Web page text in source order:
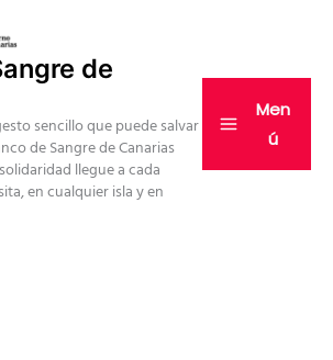
de
sencillo que puede salvar
de Sangre de Canarias
llegue a cada
en cualquier isla y en
Men
ú